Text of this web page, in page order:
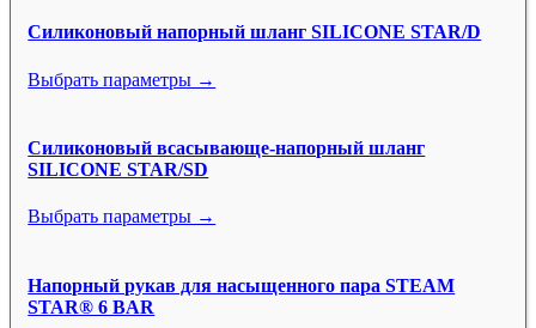
Силиконовый напорный шланг SILICONE STAR/D
Выбрать параметры →
Силиконовый всасывающе-напорный шланг
SILICONE STAR/SD
Выбрать параметры →
Напорный рукав для насыщенного пара STEAM
STAR® 6 BAR